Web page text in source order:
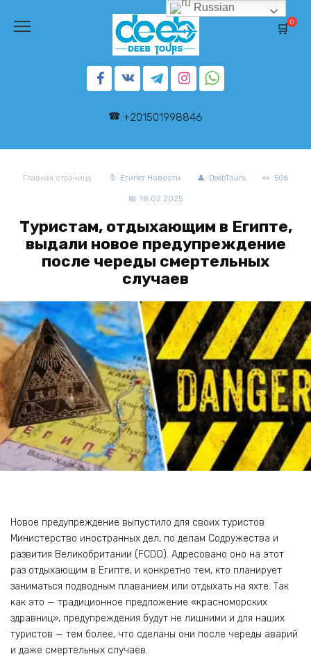
содержанию
+201501998846
0
Главная страница Египет Новости DeebTours 506
18.02.2025
Туристам, отдыхающим в Египте,
выдали новое предупреждение
после череды смертельных
случаев
Новое предупреждение выпустило для своих туристов
Министерство иностранных дел, по делам Содружества и
развития Великобритании (FCDO). Адресовано оно на этот
раз отдыхающим в Египте, и конкретно тем, кто планирует
заниматься подводным плаванием или отдыхать на яхте. Так
как это — традиционное предложение «красноморских
здравниц», предупреждения будут не лишними и для наших
туристов — тем более, что сделаны они после череды аварий
и даже смертельных случаев.
Russian